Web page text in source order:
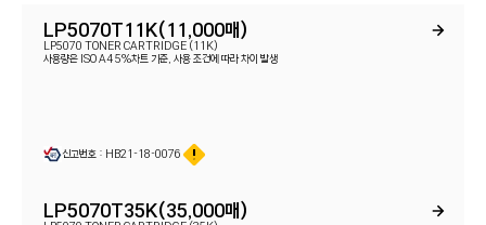
LP5070T11K(11,000매)
LP5070 TONER CARTRIDGE (11K)
사용량은 ISO A4 5%차트 기준, 사용 조건에 따라 차이 발생
신고번호 : HB21-18-0076
LP5070T35K(35,000매)